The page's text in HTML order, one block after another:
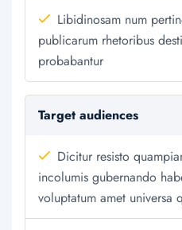
Libidinosam num
publicarum rhetoribus
probabantur
Target audiences
Dicitur resisto
incolumis gubernando
voluptatum amet universa